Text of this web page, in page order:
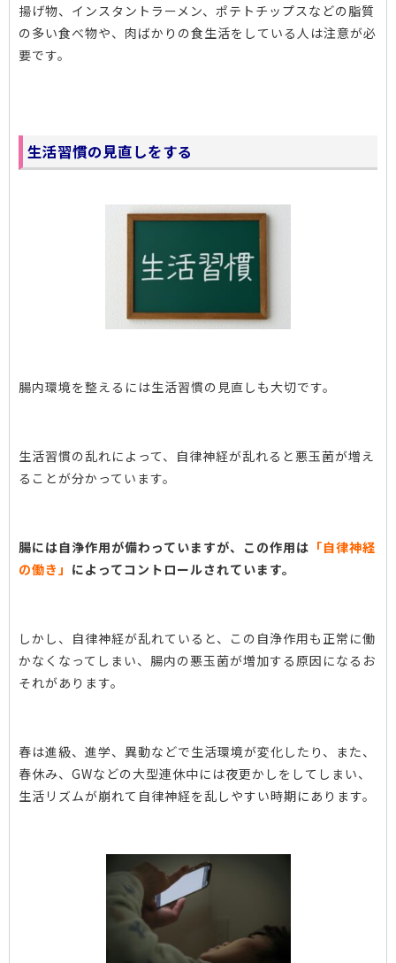
揚げ物、インスタントラーメン、ポテトチップスなどの脂質
の多い食べ物や、肉ばかりの食生活をしている人は注意が必
要です。
生活習慣の見直しをする
腸内環境を整えるには生活習慣の見直しも大切です。
生活習慣の乱れによって、自律神経が乱れると悪玉菌が増え
ることが分かっています。
腸には自浄作用が備わっていますが、この作用は 「自律神経
の働き」 によってコントロールされています。
しかし、自律神経が乱れていると、この自浄作用も正常に働
かなくなってしまい、腸内の悪玉菌が増加する原因になるお
それがあります。
春は進級、進学、異動などで生活環境が変化したり、また、
春休み、GWなどの大型連休中には夜更かしをしてしまい、
生活リズムが崩れて自律神経を乱しやすい時期にあります。